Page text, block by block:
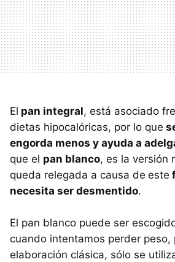
El pan integral, está asociado
dietas hipocalóricas, por lo que
engorda menos y ayuda a
que el pan blanco, es la versión
queda relegada a causa de este
necesita ser desmentido.
El pan blanco puede ser
cuando intentamos perder peso,
elaboración clásica, sólo se